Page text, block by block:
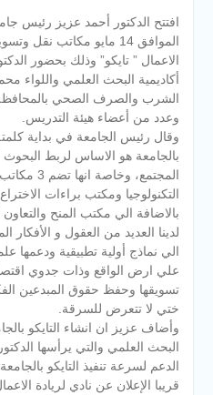
افتتح الدكتور أحمد عزيز رئيس
الموافق 14 مايو مكاتب نقل
الاعمال ” تايكو” وذلك بحضور
أكاديمية البحث العلمي واللواء
الشرب والصرف الصحي
وعدد من أعضاء هيئة التدريس.
وقال رئيس الجامعة في بداية
بالجامعة هو الاساس لربط البحوث
المجتمع،
التكنولوجيا ومكتب براءات
بالاضافة الي مكتب المنح
لدينا العديد من العقول و الأفكار
الي نماذج أولية تطبيقية ودعمها
علي ارض الواقع وذات جدوي
تسويقها وحفظ حقوق المبدعين
ختي لا تتعرض للسرقة.
وأضاف عزيز ان انشاء التايكو
البحث العلمي والتي يرأسها
الدعم لسرعة تنفيذ التايكو
قريبا الإعلان عن نادي لريادة